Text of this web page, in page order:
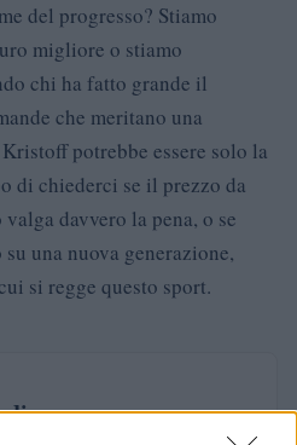
del progresso? Stiamo
migliore o stiamo
chi ha fatto grande il
che meritano una
potrebbe essere solo la
di chiederci se il prezzo da
davvero la pena, o se
una nuova generazione,
si regge questo sport.